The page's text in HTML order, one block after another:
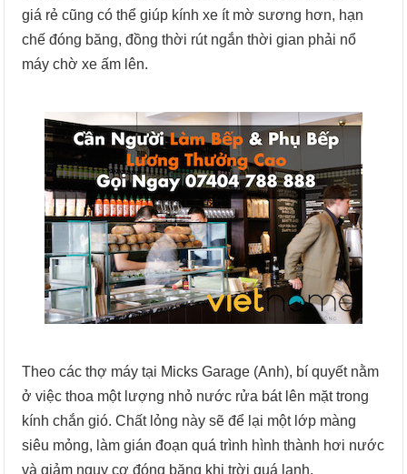
giá rẻ cũng có thể giúp kính xe ít mờ sương hơn, hạn
chế đóng băng, đồng thời rút ngắn thời gian phải nổ
máy chờ xe ấm lên.
Theo các thợ máy tại Micks Garage (Anh), bí quyết nằm
ở việc thoa một lượng nhỏ nước rửa bát lên mặt trong
kính chắn gió. Chất lỏng này sẽ để lại một lớp màng
siêu mỏng, làm gián đoạn quá trình hình thành hơi nước
và giảm nguy cơ đóng băng khi trời quá lạnh.